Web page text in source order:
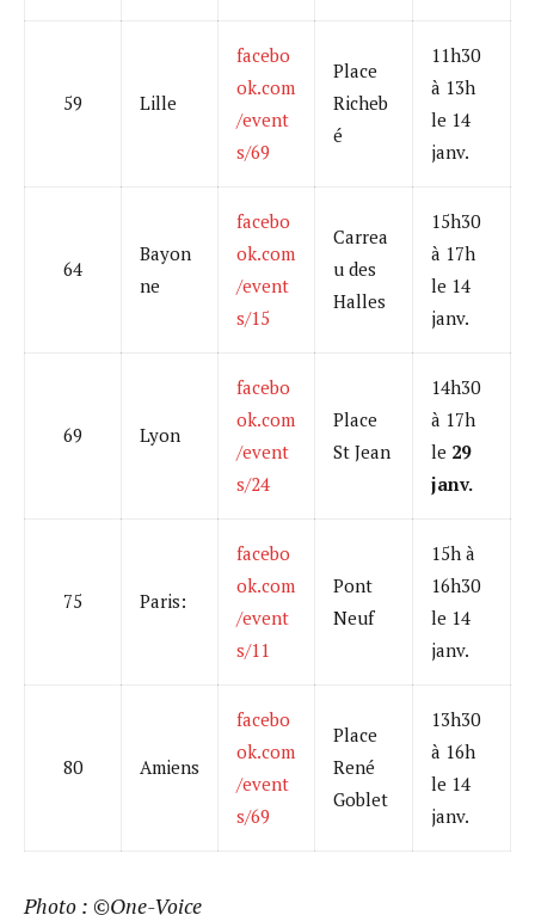
59 Lille
facebo
ok.com
/event
s/69
Place
Richeb
é
11h30
à 13h
le 14
janv.
64
Bayon
ne
facebo
ok.com
/event
s/15
Carrea
u des
Halles
15h30
à 17h
le 14
janv.
69 Lyon
facebo
ok.com
/event
s/24
Place
St Jean
14h30
à 17h
le 29
janv.
75 Paris:
facebo
ok.com
/event
s/11
Pont
Neuf
15h à
16h30
le 14
janv.
80 Amiens
facebo
ok.com
/event
s/69
Place
René
Goblet
13h30
à 16h
le 14
janv.
Photo : ©One-Voice